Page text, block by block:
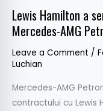
Lewis Hamilton a
Mercedes-AMG
Leave a Comment /
Luchian
Mercedes-AMG
contractului cu Lewis